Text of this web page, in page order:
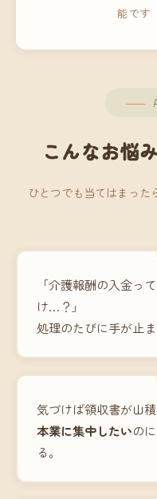
能です
こんなお悩
ひとつでも当てはまった
「介護報酬の入金って
け…？」
処理のたびに手が止ま
気づけば領収書が山積
本業に集中したいの
る。